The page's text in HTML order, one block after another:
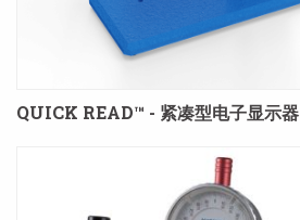
QUICK READ™ - 紧凑型电子显示器